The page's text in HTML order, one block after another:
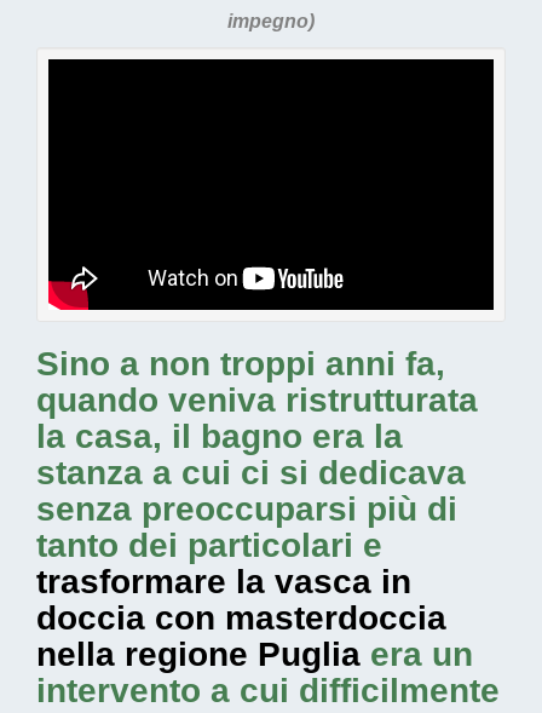
impegno)
Sino a non troppi anni fa,
quando veniva ristrutturata
la casa, il bagno era la
stanza a cui ci si dedicava
senza preoccuparsi più di
tanto dei particolari e
trasformare la vasca in
doccia con masterdoccia
nella regione Puglia era un
intervento a cui difficilmente